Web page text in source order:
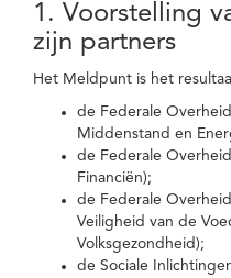
1. Voorstelling
zijn partners
Het Meldpunt is het
de Federale
Middenstand en
de Federale
Financiën);
de Federale
Veiligheid van de
Volksgezondheid);
de Sociale